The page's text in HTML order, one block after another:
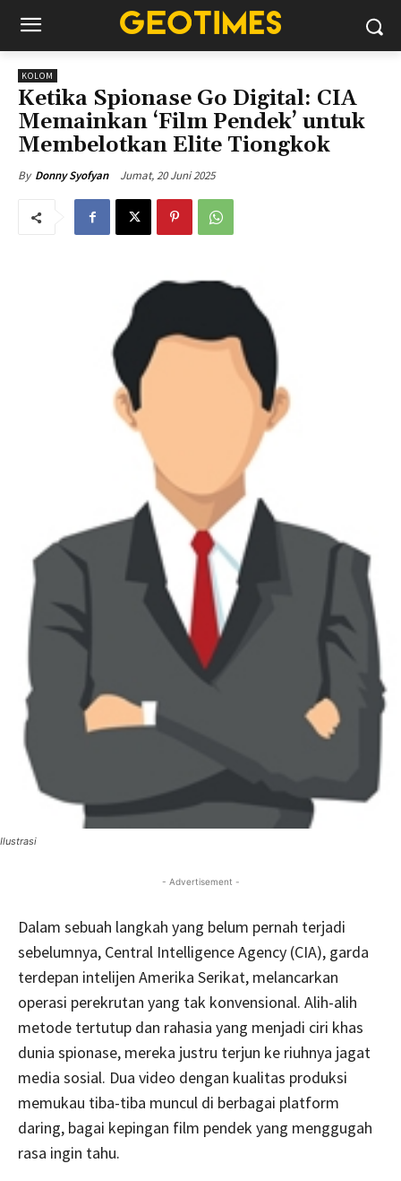
KOLOM
Ketika Spionase Go Digital: CIA
Memainkan ‘Film Pendek’ untuk
Membelotkan Elite Tiongkok
By Donny Syofyan Jumat, 20 Juni 2025
Ilustrasi
- Advertisement -
Dalam sebuah langkah yang belum pernah terjadi
sebelumnya, Central Intelligence Agency (CIA), garda
terdepan intelijen Amerika Serikat, melancarkan
operasi perekrutan yang tak konvensional. Alih-alih
metode tertutup dan rahasia yang menjadi ciri khas
dunia spionase, mereka justru terjun ke riuhnya jagat
media sosial. Dua video dengan kualitas produksi
memukau tiba-tiba muncul di berbagai platform
daring, bagai kepingan film pendek yang menggugah
rasa ingin tahu.